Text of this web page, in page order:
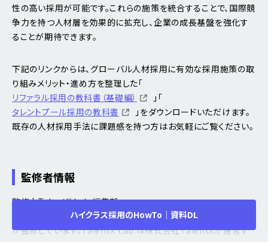
性の高い採用が可能です。これらの施策を統合することで、国際競
争力を持つ人材層を効果的に拡充し、企業の成長基盤を強化す
ることが期待できます。
下記のリンクからは、グローバル人材採用に有効な採用施策の取
り組みメリット・進め方を整理した「
リファラル採用の教科書（基礎編）
」「
タレントプール採用の教科書
」をダウンロードいただけます。
既存の人材採用手法に課題感を持つ方はお気軽にご覧ください。
監修者情報
監修 | TalentX Lab.編集部
この記事は株式会社TalentXが運営するTalentX Lab.の編集部
が監修しています。TalentX Lab.は株式会社TalentXが運営す
ハイクラス採用のHowTo｜資料DL